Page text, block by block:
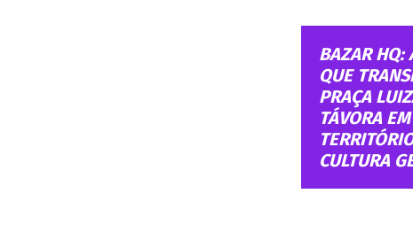
BAZAR HQ:
QUE
PRAÇA
TÁVORA EM
CULTURA